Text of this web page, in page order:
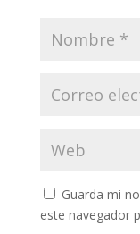
Guarda mi
este navegador